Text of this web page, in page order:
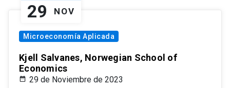
29 NOV
Microeconomía Aplicada
Kjell Salvanes, Norwegian School of
Economics
29 de Noviembre de 2023